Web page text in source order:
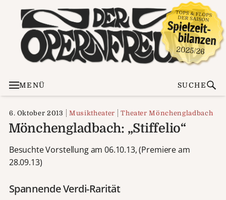
MENÜ SUCHE
6. Oktober 2013 Musiktheater Theater Mönchengladbach
Mönchengladbach: „Stiffelio“
Besuchte Vorstellung am 06.10.13, (Premiere am
28.09.13)
Spannende Verdi-Rarität